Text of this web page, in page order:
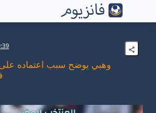
وهبي يوضح سبب اعتماده